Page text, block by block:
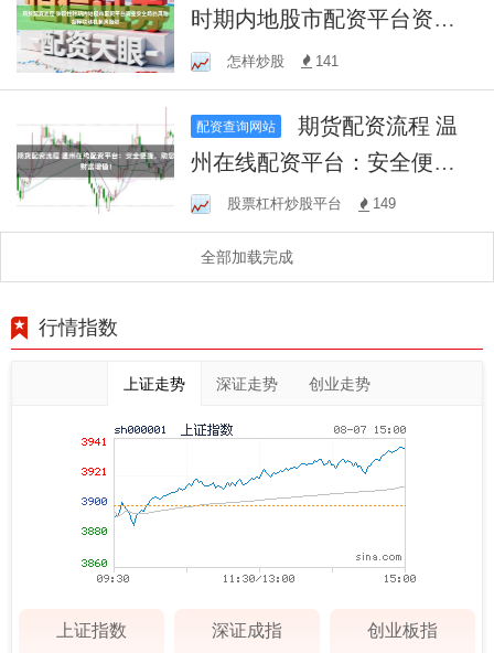
时期内地股市配资平台资金
安全吗的风险指标联动机制
风险敞
怎样炒股 141
配资查询网站
期货配资流程 温
州在线配资平台：安全便
捷，助您财富增值！
股票杠杆炒股平台 149
全部加载完成
行情指数
上证走势 深证走势 创业走势
上证指数 深证成指 创业板指